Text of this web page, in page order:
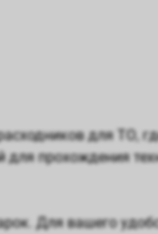
для ТО,
прохождения
Для вашего